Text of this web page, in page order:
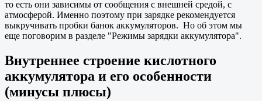
то есть они зависимы от сообщения с внешней средой, с
атмосферой. Именно поэтому при зарядке рекомендуется
выкручивать пробки банок аккумуляторов. Но об этом мы
еще поговорим в разделе "Режимы зарядки аккумулятора".
Внутреннее строение кислотного
аккумулятора и его особенности
(минусы плюсы)